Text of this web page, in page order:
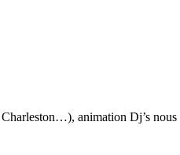
animation Dj’s nous